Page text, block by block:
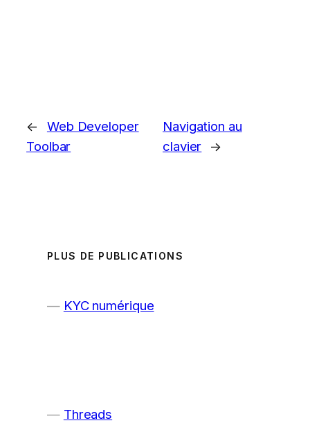
←
Web Developer
Toolbar
Navigation au
clavier
→
PLUS DE PUBLICATIONS
KYC numérique
Threads